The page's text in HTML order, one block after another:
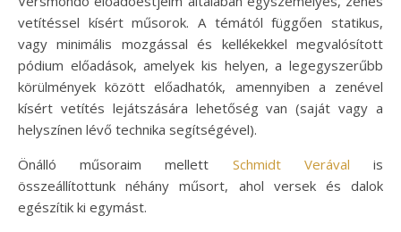
vetítéssel kísért műsorok. A témától függően statikus,
vagy minimális mozgással és kellékekkel megvalósított
pódium előadások, amelyek kis helyen, a legegyszerűbb
körülmények között előadhatók, amennyiben a zenével
kísért vetítés lejátszására lehetőség van (saját vagy a
helyszínen lévő technika segítségével).
Önálló műsoraim mellett Schmidt Verával is
összeállítottunk néhány műsort, ahol versek és dalok
egészítik ki egymást.